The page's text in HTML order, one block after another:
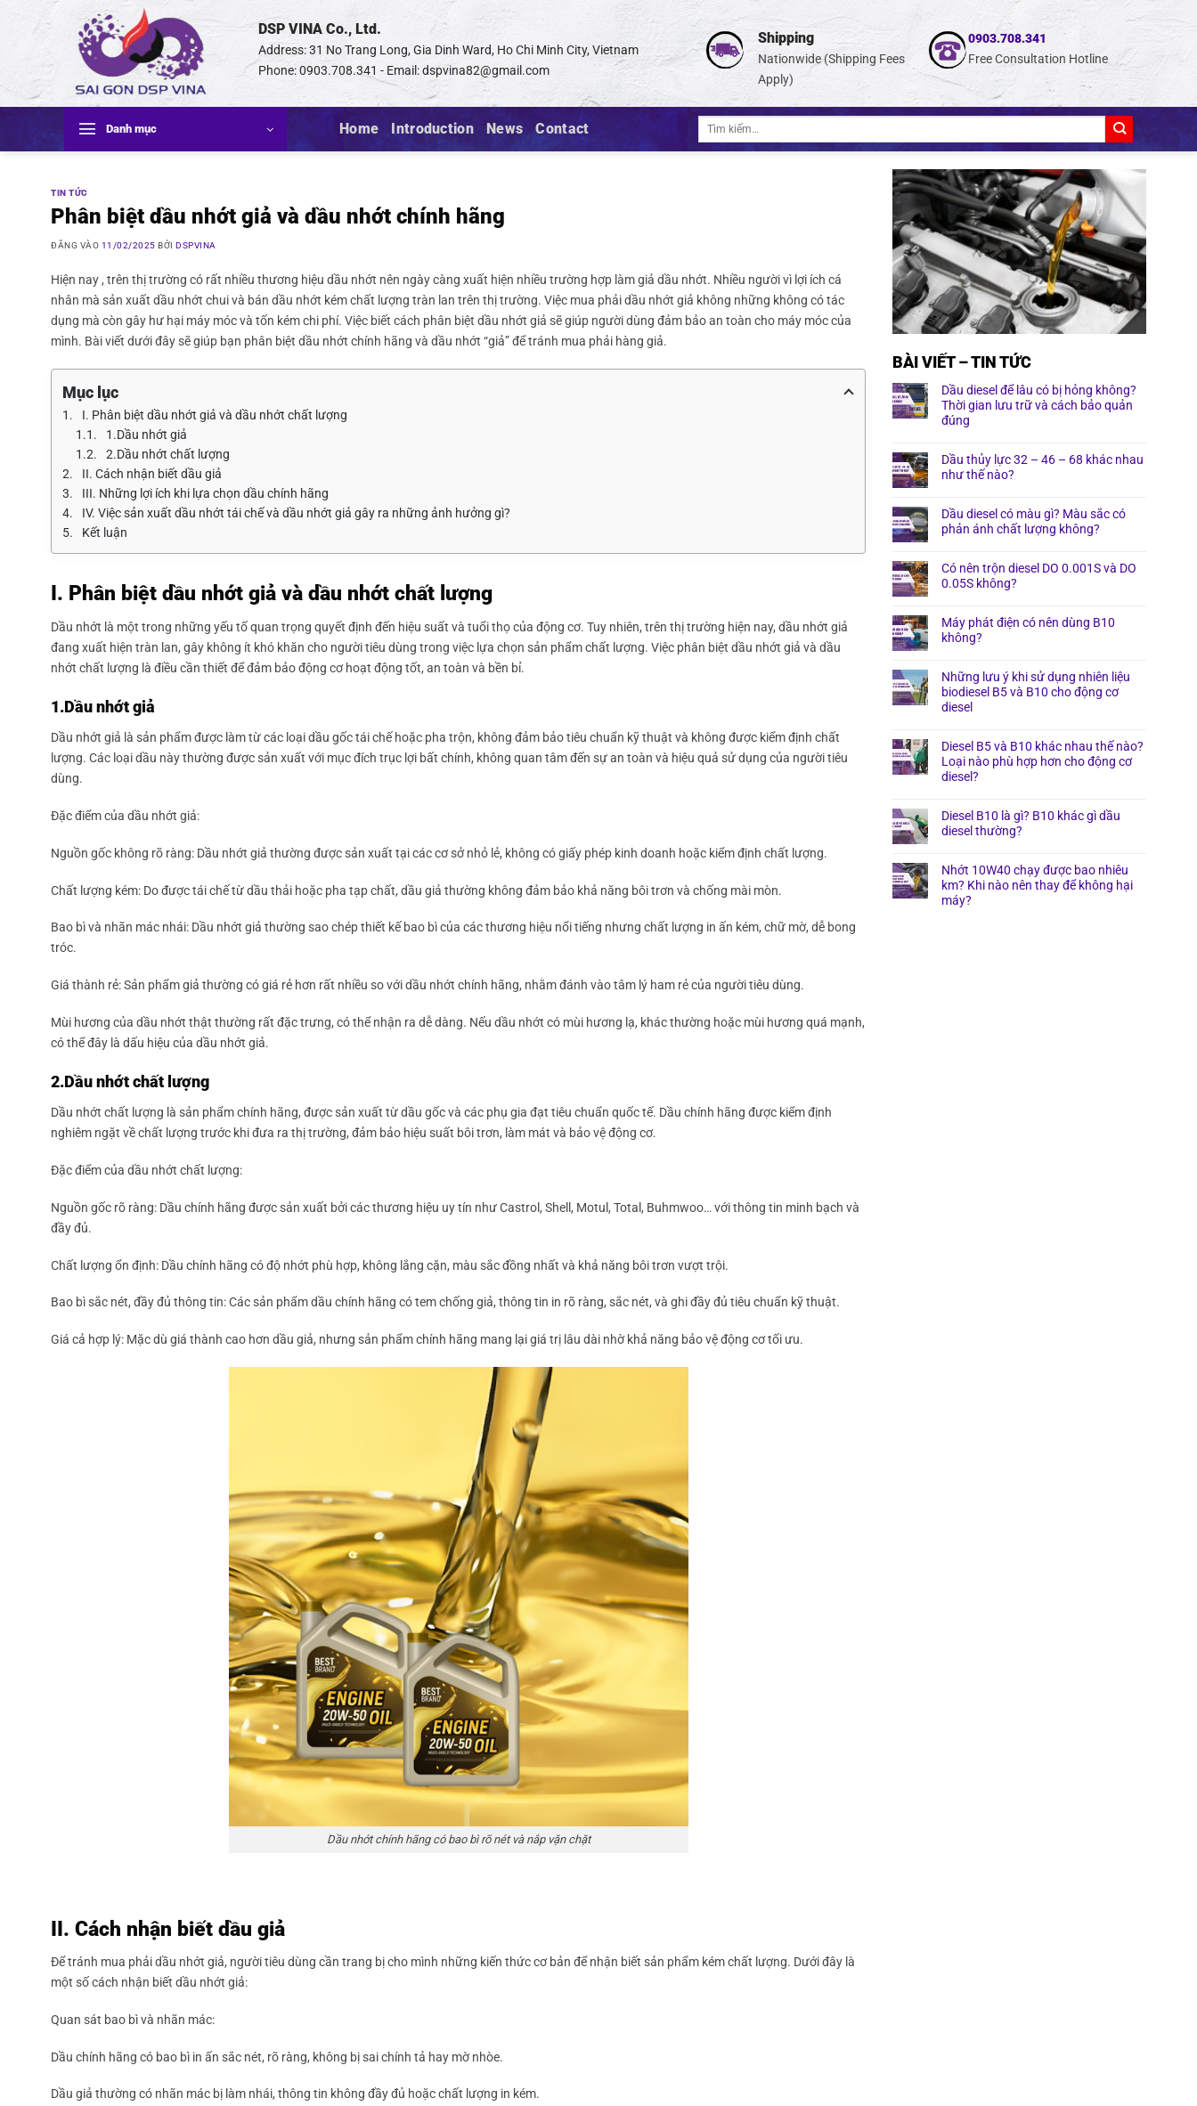
DSP VINA Co., Ltd.
Address: 31 No Trang Long, Gia Dinh Ward, Ho Chi Minh City, Vietnam
Phone: 0903.708.341 - Email:dspvina82@gmail.com
Shipping
Nationwide (Shipping Fees
Apply)
0903.708.341
Free Consultation Hotline
Danh mục Home Introduction News Contact
Tìm
TIN TỨC
Phân biệt dầu nhớt giả và dầu nhớt chính hãng
ĐĂNG VÀO 11/02/2025 BỞIDSPVINA
Hiện nay , trên thị trường có rất nhiều thương hiệu dầu nhớt nên ngày càng xuất hiện nhiều trường hợp làm giả dầu nhớt. Nhiều người vì lợi ích cá
nhân mà sản xuất dầu nhớt chui và bán dầu nhớt kém chất lượng tràn lan trên thị trường. Việc mua phải dầu nhớt giả không những không có tác
dụng mà còn gây hư hại máy móc và tốn kém chi phí. Việc biết cách phân biệt dầu nhớt giả sẽ giúp người dùng đảm bảo an toàn cho máy móc của
mình. Bài viết dưới đây sẽ giúp bạn phân biệt dầu nhớt chính hãng và dầu nhớt “giả” để tránh mua phải hàng giả.
Mục lục
I. Phân biệt dầu nhớt giả và dầu nhớt chất lượng
1.Dầu nhớt giả
2.Dầu nhớt chất lượng
II. Cách nhận biết dầu giả
III. Những lợi ích khi lựa chọn dầu chính hãng
IV. Việc sản xuất dầu nhớt tái chế và dầu nhớt giả gây ra những ảnh hưởng gì?
Kết luận
I. Phân biệt dầu nhớt giả và dầu nhớt chất lượng
Dầu nhớt là một trong những yếu tố quan trọng quyết định đến hiệu suất và tuổi thọ của động cơ. Tuy nhiên, trên thị trường hiện nay, dầu nhớt giả
đang xuất hiện tràn lan, gây không ít khó khăn cho người tiêu dùng trong việc lựa chọn sản phẩm chất lượng. Việc phân biệt dầu nhớt giả và dầu
nhớt chất lượng là điều cần thiết để đảm bảo động cơ hoạt động tốt, an toàn và bền bỉ.
1.Dầu nhớt giả
Dầu nhớt giả là sản phẩm được làm từ các loại dầu gốc tái chế hoặc pha trộn, không đảm bảo tiêu chuẩn kỹ thuật và không được kiểm định chất
lượng. Các loại dầu này thường được sản xuất với mục đích trục lợi bất chính, không quan tâm đến sự an toàn và hiệu quả sử dụng của người tiêu
dùng.
Đặc điểm của dầu nhớt giả:
Nguồn gốc không rõ ràng: Dầu nhớt giả thường được sản xuất tại các cơ sở nhỏ lẻ, không có giấy phép kinh doanh hoặc kiểm định chất lượng.
Chất lượng kém: Do được tái chế từ dầu thải hoặc pha tạp chất, dầu giả thường không đảm bảo khả năng bôi trơn và chống mài mòn.
Bao bì và nhãn mác nhái: Dầu nhớt giả thường sao chép thiết kế bao bì của các thương hiệu nổi tiếng nhưng chất lượng in ấn kém, chữ mờ, dễ bong
tróc.
Giá thành rẻ: Sản phẩm giả thường có giá rẻ hơn rất nhiều so với dầu nhớt chính hãng, nhằm đánh vào tâm lý ham rẻ của người tiêu dùng.
Mùi hương của dầu nhớt thật thường rất đặc trưng, có thể nhận ra dễ dàng. Nếu dầu nhớt có mùi hương lạ, khác thường hoặc mùi hương quá mạnh,
có thể đây là dấu hiệu của dầu nhớt giả.
2.Dầu nhớt chất lượng
Dầu nhớt chất lượng là sản phẩm chính hãng, được sản xuất từ dầu gốc và các phụ gia đạt tiêu chuẩn quốc tế. Dầu chính hãng được kiểm định
nghiêm ngặt về chất lượng trước khi đưa ra thị trường, đảm bảo hiệu suất bôi trơn, làm mát và bảo vệ động cơ.
Đặc điểm của dầu nhớt chất lượng:
Nguồn gốc rõ ràng: Dầu chính hãng được sản xuất bởi các thương hiệu uy tín như Castrol, Shell, Motul, Total, Buhmwoo… với thông tin minh bạch và
đầy đủ.
Chất lượng ổn định: Dầu chính hãng có độ nhớt phù hợp, không lắng cặn, màu sắc đồng nhất và khả năng bôi trơn vượt trội.
Bao bì sắc nét, đầy đủ thông tin: Các sản phẩm dầu chính hãng có tem chống giả, thông tin in rõ ràng, sắc nét, và ghi đầy đủ tiêu chuẩn kỹ thuật.
Giá cả hợp lý: Mặc dù giá thành cao hơn dầu giả, nhưng sản phẩm chính hãng mang lại giá trị lâu dài nhờ khả năng bảo vệ động cơ tối ưu.
Dầu nhớt chính hãng có bao bì rõ nét và nắp vặn chặt
II. Cách nhận biết dầu giả
Để tránh mua phải dầu nhớt giả, người tiêu dùng cần trang bị cho mình những kiến thức cơ bản để nhận biết sản phẩm kém chất lượng. Dưới đây là
một số cách nhận biết dầu nhớt giả:
Quan sát bao bì và nhãn mác:
Dầu chính hãng có bao bì in ấn sắc nét, rõ ràng, không bị sai chính tả hay mờ nhòe.
Dầu giả thường có nhãn mác bị làm nhái, thông tin không đầy đủ hoặc chất lượng in kém.
BÀI VIẾT – TIN TỨC
Dầu diesel để lâu có bị hỏng không?
Thời gian lưu trữ và cách bảo quản
đúng
Dầu thủy lực 32 – 46 – 68 khác nhau
như thế nào?
Dầu diesel có màu gì? Màu sắc có
phản ánh chất lượng không?
Có nên trộn diesel DO 0.001S và DO
0.05S không?
Máy phát điện có nên dùng B10
không?
Những lưu ý khi sử dụng nhiên liệu
biodiesel B5 và B10 cho động cơ
diesel
Diesel B5 và B10 khác nhau thế nào?
Loại nào phù hợp hơn cho động cơ
diesel?
Diesel B10 là gì? B10 khác gì dầu
diesel thường?
Nhớt 10W40 chạy được bao nhiêu
km? Khi nào nên thay để không hại
máy?